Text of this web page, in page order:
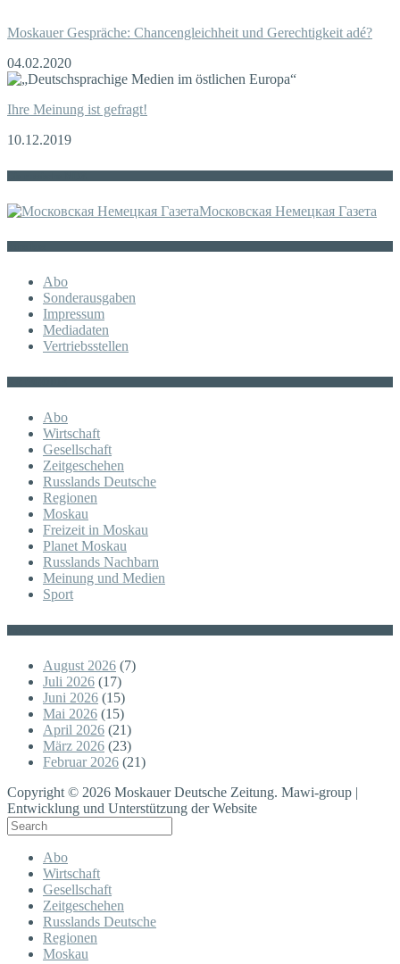
Moskauer Gespräche: Chancengleichheit und Gerechtigkeit adé?
04.02.2020
Ihre Meinung ist gefragt!
10.12.2019
Московская Немецкая Газета
Abo
Sonderausgaben
Impressum
Mediadaten
Vertriebsstellen
Abo
Wirtschaft
Gesellschaft
Zeitgeschehen
Russlands Deutsche
Regionen
Moskau
Freizeit in Moskau
Planet Moskau
Russlands Nachbarn
Meinung und Medien
Sport
August 2026 (7)
Juli 2026 (17)
Juni 2026 (15)
Mai 2026 (15)
April 2026 (21)
März 2026 (23)
Februar 2026 (21)
Copyright © 2026 Moskauer Deutsche Zeitung. Mawi-group |
Entwicklung und Unterstützung der Website
Abo
Wirtschaft
Gesellschaft
Zeitgeschehen
Russlands Deutsche
Regionen
Moskau